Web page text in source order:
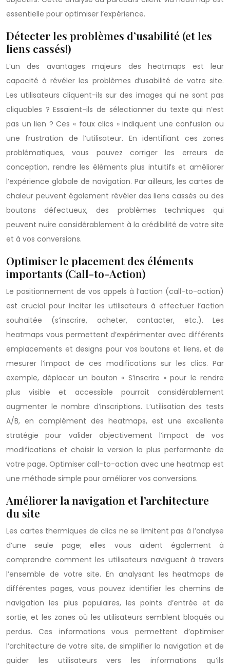
essentielle pour optimiser l’expérience.
Détecter les problèmes d’usabilité (et les
liens cassés!)
L’un des avantages majeurs des heatmaps est leur
capacité à révéler les problèmes d’usabilité de votre site.
Les utilisateurs cliquent-ils sur des images qui ne sont pas
cliquables ? Essaient-ils de sélectionner du texte qui n’est
pas un lien ? Ces « faux clics » indiquent une confusion ou
une frustration de l’utilisateur. En identifiant ces zones
problématiques, vous pouvez corriger les erreurs de
conception, rendre les éléments plus intuitifs et améliorer
l’expérience globale de navigation. Par ailleurs, les cartes de
chaleur peuvent également révéler des liens cassés ou des
boutons défectueux, des problèmes techniques qui
peuvent nuire considérablement à la crédibilité de votre site
et à vos conversions.
Optimiser le placement des éléments
importants (Call-to-Action)
Le positionnement de vos appels à l’action (call-to-action)
est crucial pour inciter les utilisateurs à effectuer l’action
souhaitée (s’inscrire, acheter, contacter, etc.). Les
heatmaps vous permettent d’expérimenter avec différents
emplacements et designs pour vos boutons et liens, et de
mesurer l’impact de ces modifications sur les clics. Par
exemple, déplacer un bouton « S’inscrire » pour le rendre
plus visible et accessible pourrait considérablement
augmenter le nombre d’inscriptions. L’utilisation des tests
A/B, en complément des heatmaps, est une excellente
stratégie pour valider objectivement l’impact de vos
modifications et choisir la version la plus performante de
votre page. Optimiser call-to-action avec une heatmap est
une méthode simple pour améliorer vos conversions.
Améliorer la navigation et l’architecture
du site
Les cartes thermiques de clics ne se limitent pas à l’analyse
d’une seule page; elles vous aident également à
comprendre comment les utilisateurs naviguent à travers
l’ensemble de votre site. En analysant les heatmaps de
différentes pages, vous pouvez identifier les chemins de
navigation les plus populaires, les points d’entrée et de
sortie, et les zones où les utilisateurs semblent bloqués ou
perdus. Ces informations vous permettent d’optimiser
l’architecture de votre site, de simplifier la navigation et de
guider les utilisateurs vers les informations qu’ils